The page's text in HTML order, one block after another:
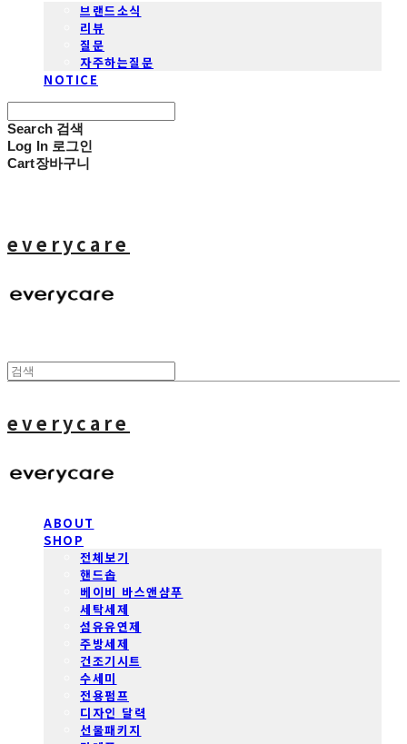
브랜드소식
리뷰
질문
자주하는질문
NOTICE
Search 검색
Log In 로그인
Cart장바구니
everycare
everycare
ABOUT
SHOP
전체보기
핸드솝
베이비 바스앤샴푸
세탁세제
섬유유연제
주방세제
건조기시트
수세미
전용펌프
디자인 달력
선물패키지